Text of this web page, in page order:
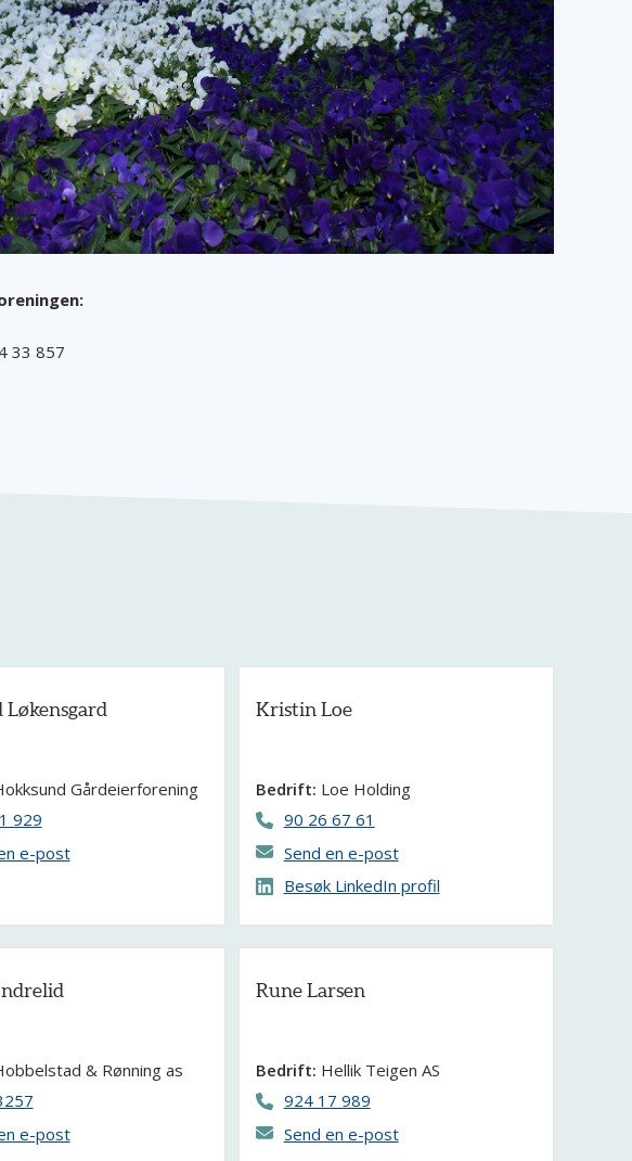
33 857
Løkensgard
Gårdeierforening
929
e-post
Kristin Loe
Bedrift: Loe Holding
90 26 67 61
Send en e-post
Besøk LinkedIn profil
& Rønning as
e-post
Rune Larsen
Bedrift: Hellik Teigen AS
924 17 989
Send en e-post